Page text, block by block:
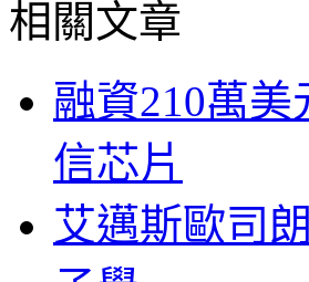
相關文章
融資210萬
信芯片
艾邁斯歐司